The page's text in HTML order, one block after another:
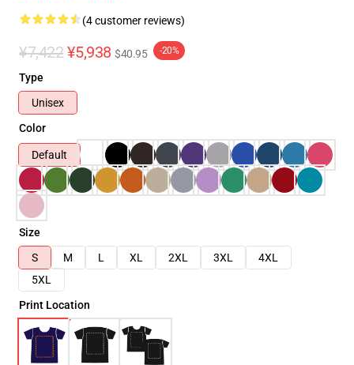
(4 customer reviews)
¥7,422 ¥5,938 $40.95 -20%
Type
Unisex
Color
Default
Size
S
M L XL 2XL 3XL
4XL
5XL
Print Location